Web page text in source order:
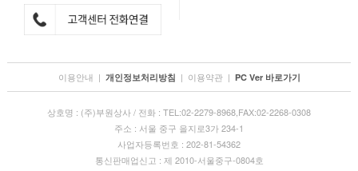
이용안내 | 개인정보처리방침 | 이용약관 | PC Ver 바로가기
상호명 : (주)부원상사 / 전화 : TEL:02-2279-8968,FAX:02-2268-0308
주소 : 서울 중구 을지로3가 234-1
사업자등록번호 : 202-81-54362
통신판매업신고 : 제 2010-서울중구-0804호